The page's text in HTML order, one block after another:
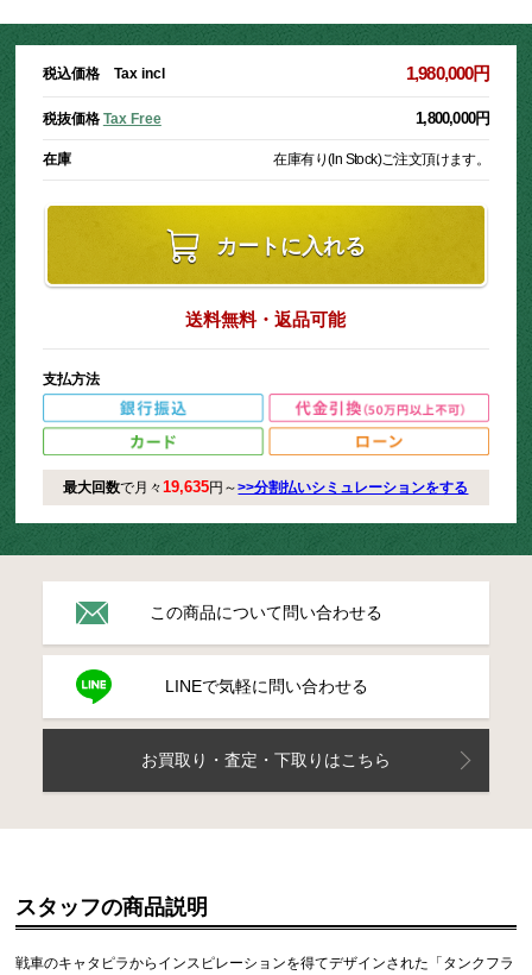
税込価格 Tax incl 1,980,000円
税抜価格 Tax Free 1,800,000円
在庫 在庫有り(In Stock)ご注文頂けます。
カートに入れる
送料無料・返品可能
支払方法
最大回数で月々19,635円～>>分割払いシミュレーションをする
この商品について問い合わせる
LINEで気軽に問い合わせる
お買取り・査定・下取りはこちら
スタッフの商品説明
戦車のキャタピラからインスピレーションを得てデザインされた「タンクフラ